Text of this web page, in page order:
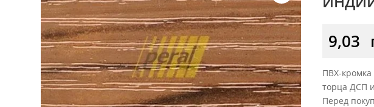
9,03
ПВХ-кромка
торца ДСП
Перед